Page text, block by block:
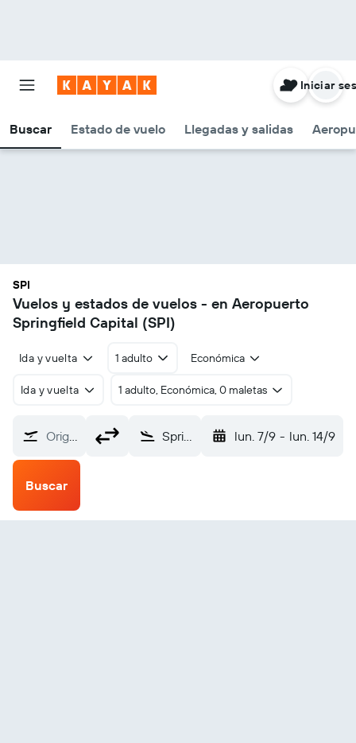
Buscar Estado de vuelo Llegadas y salidas
Iniciar
SPI
Vuelos y estados de vuelos - en Aeropuerto
Springfield Capital (SPI)
Ida y vuelta 1 adulto Económica
Ida y vuelta 1 adulto, Económica, 0 maletas
Origen Springfield Capital (SPI) lun. 7/9 - lun. 14/9
Buscar